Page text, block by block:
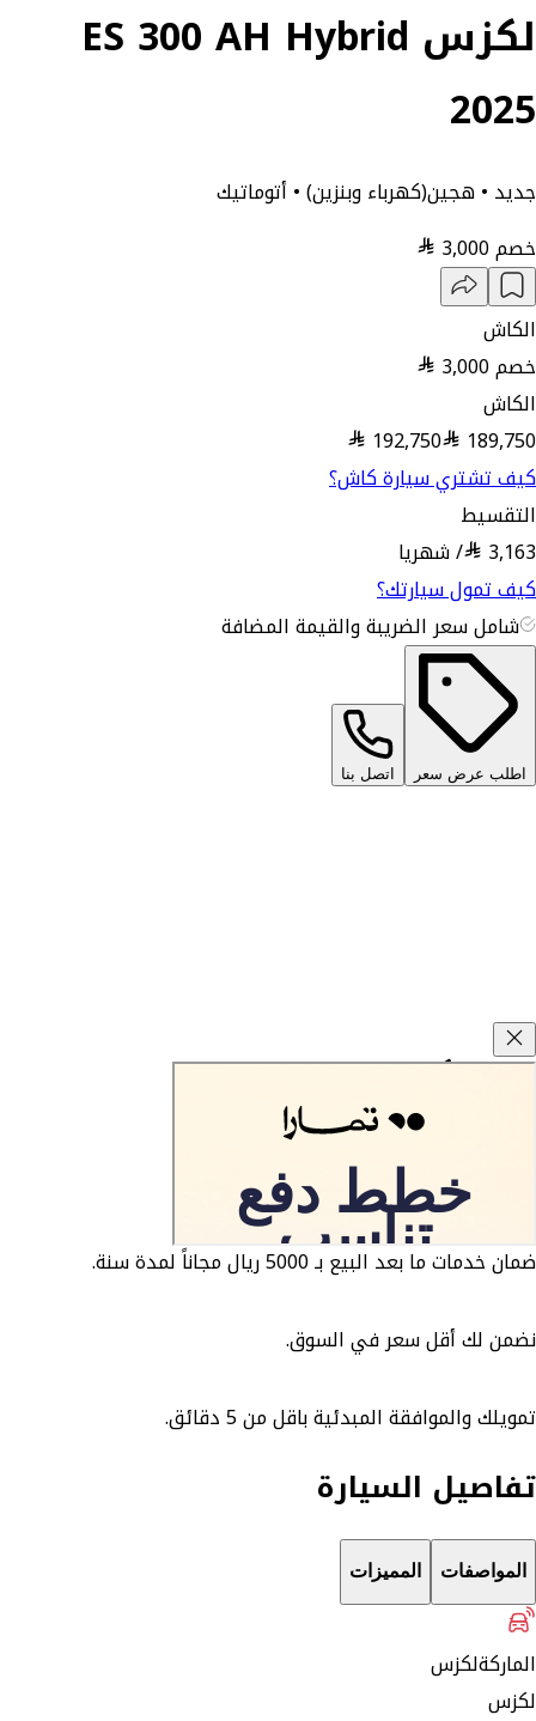
لكزس ES 300 AH Hybrid
2025
جديد • هجين(كهرباء وبنزين) • أتوماتيك
خصم3,000
الكاش
خصم3,000
الكاش
189,750
192,750
كيف تشتري سيارة كاش؟
التقسيط
3,163
/شهريا
كيف تمول سيارتك؟
شامل سعر الضريبة والقيمة المضافة
اطلب عرض سعر اتصل بنا
وعود كارزفد
ضمان الوكيل 3 سنوات او 5 سنوات مجاناً.
ضمان خدمات ما بعد البيع بـ 5000 ريال مجاناً لمدة سنة.
نضمن لك أقل سعر في السوق.
تمويلك والموافقة المبدئية باقل من 5 دقائق.
تفاصيل السيارة
المواصفات المميزات
الماركةلكزس
لكزس